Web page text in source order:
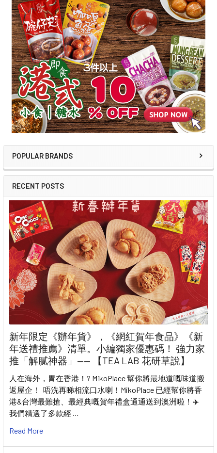
POPULAR BRANDS
RECENT POSTS
新年限定《辦年貨》，《網紅賀年食品》《新
年送禮推薦》清單。小編獨家優惠碼！ 強力家
推「解膩神器」—— 【TEA LAB 花研草說】
人在海外，胃在香港！? MikoPlace 幫你將最地道嘅味道搬
返屋企！ 唔洗再睇相流口水喇！MikoPlace 已經幫你將香
港&台灣最難搶、最經典嘅賀年禮盒通通送到澳洲啦！✈️
我們精選了多款經 …
Read More